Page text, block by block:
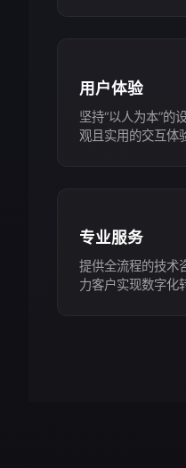
用户体验
坚持“以人为本”的
观且实用的交互体
专业服务
提供全流程的技术
力客户实现数字化